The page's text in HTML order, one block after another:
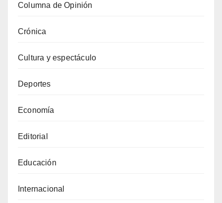
Columna de Opinión
Crónica
Cultura y espectáculo
Deportes
Economía
Editorial
Educación
Internacional